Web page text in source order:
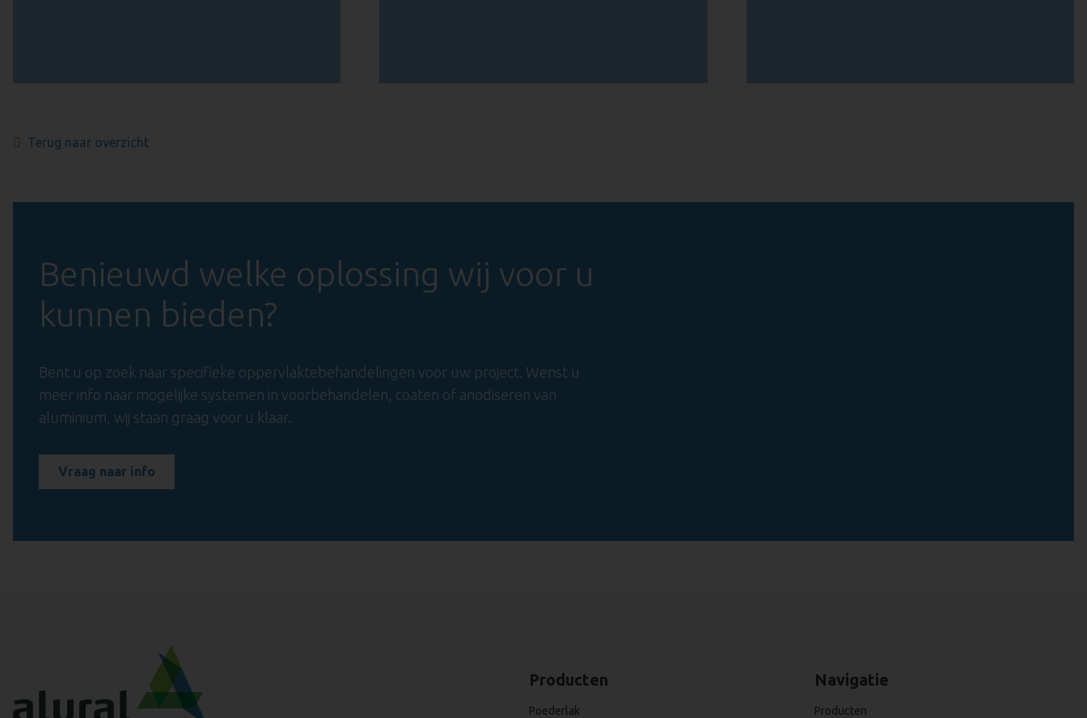
Terug naar overzicht
Benieuwd welke oplossing wij voor u
kunnen bieden?
Bent u op zoek naar specifieke oppervlaktebehandelingen voor uw project. Wenst u
meer info naar mogelijke systemen in voorbehandelen, coaten of anodiseren van
aluminium, wij staan graag voor u klaar.
Vraag naar info
Producten
Poederlak
Navigatie
Producten